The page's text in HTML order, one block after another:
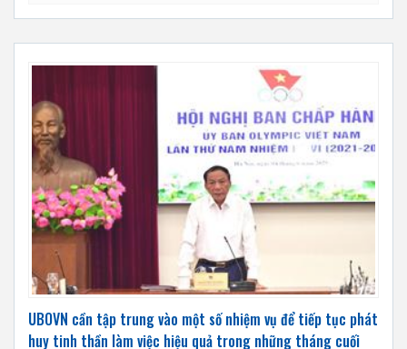
UBOVN cần tập trung vào một số nhiệm vụ để tiếp tục phát
huy tinh thần làm việc hiệu quả trong những tháng cuối